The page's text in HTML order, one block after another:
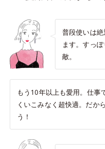
普段使いは
ます。すっ
敵。
もう10年以上も愛用。仕事
くいこみなく超快適。だか
う！